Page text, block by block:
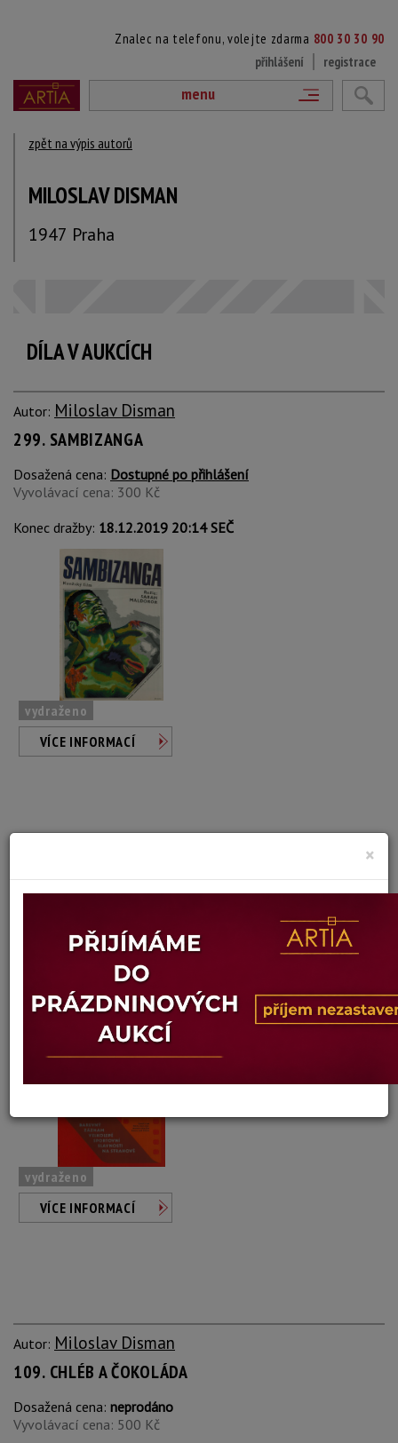
Znalec na telefonu, volejte zdarma 800 30 30 90
přihlášení
registrace
menu
zpět na výpis autorů
MILOSLAV DISMAN
1947 Praha
DÍLA V AUKCÍCH
Autor: Miloslav Disman
299. SAMBIZANGA
Dosažená cena: Dostupné po přihlášení
Vyvolávací cena: 300 Kč
Konec dražby: 18.12.2019 20:14 SEČ
vydraženo
VÍCE INFORMACÍ
Autor:Miloslav Disman
Dosažená cena:300 Kč
Vyvolávací cena: 300 Kč
Konec dražby:10.03.2025 19:02 SEČ
vydraženo
VÍCE INFORMACÍ
Autor: Miloslav Disman
109. CHLÉB A ČOKOLÁDA
Dosažená cena: neprodáno
Vyvolávací cena: 500 Kč
×